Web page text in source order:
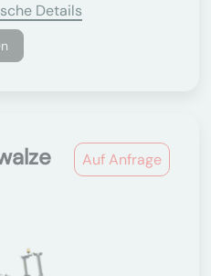
Details
Auf Anfrage